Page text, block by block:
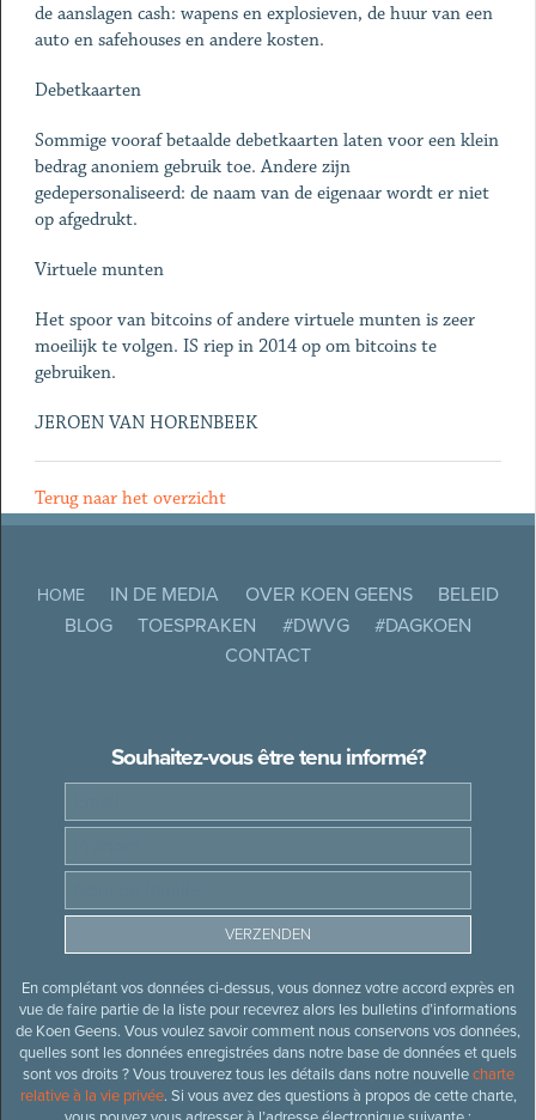
de aanslagen cash: wapens en explosieven, de huur van een
auto en safehouses en andere kosten.
Debetkaarten
Sommige vooraf betaalde debetkaarten laten voor een klein
bedrag anoniem gebruik toe. Andere zijn
gedepersonaliseerd: de naam van de eigenaar wordt er niet
op afgedrukt.
Virtuele munten
Het spoor van bitcoins of andere virtuele munten is zeer
moeilijk te volgen. IS riep in 2014 op om bitcoins te
gebruiken.
JEROEN VAN HORENBEEK
Terug naar het overzicht
HOME IN DE MEDIA OVER KOEN GEENS
BELEID
BLOG
TOESPRAKEN #DWVG
#DAGKOEN
CONTACT
Souhaitez-vous être tenu informé?
En complétant vos données ci-dessus, vous donnez votre accord exprès en
vue de faire partie de la liste pour recevrez alors les bulletins d’informations
de Koen Geens. Vous voulez savoir comment nous conservons vos données,
quelles sont les données enregistrées dans notre base de données et quels
sont vos droits ? Vous trouverez tous les détails dans notre nouvellecharte
relative à la vie privée. Si vous avez des questions à propos de cette charte,